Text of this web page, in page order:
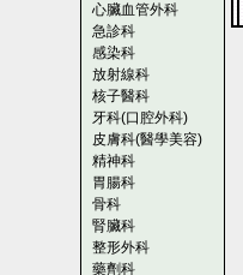
心臟血管外科
急診科
感染科
放射線科
核子醫科
牙科(口腔外科)
皮膚科(醫學美容)
精神科
胃腸科
骨科
腎臟科
整形外科
藥劑科